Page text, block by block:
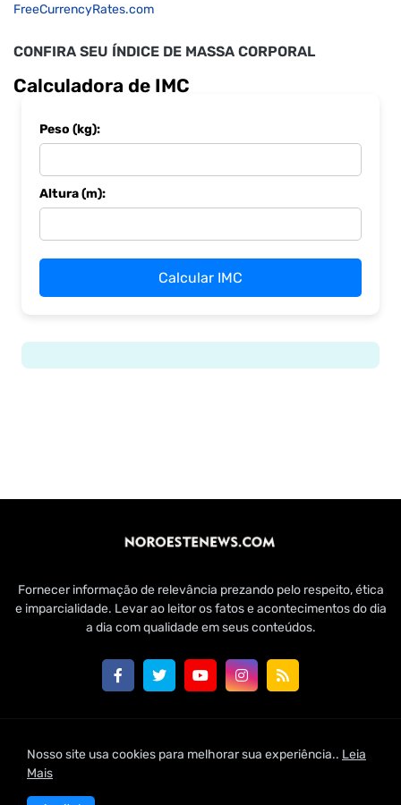
FreeCurrencyRates.com
CONFIRA SEU ÍNDICE DE MASSA CORPORAL
Calculadora de IMC
Peso (kg):
Altura (m):
Calcular IMC
Fornecer informação de relevância prezando pelo respeito, ética
e imparcialidade. Levar ao leitor os fatos e acontecimentos do dia
a dia com qualidade em seus conteúdos.
Customizado por Edmundo Baía Júnior para Jornal Noroeste
Home
Nosso site usa cookies para melhorar sua experiência.. Leia
Mais